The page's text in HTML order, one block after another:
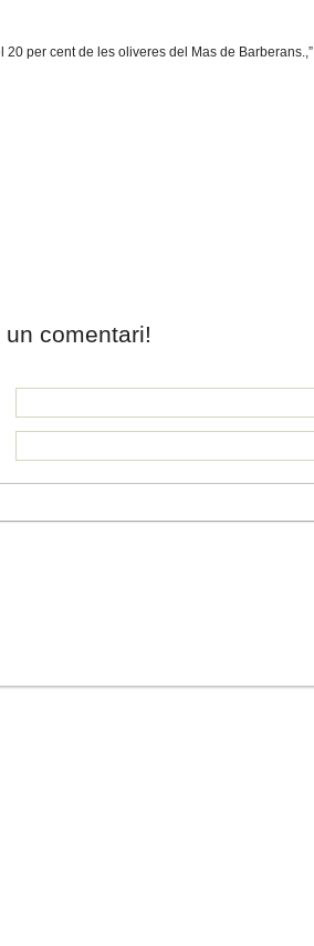
per cent de les oliveres del Mas de Barberans.,”
comentari!